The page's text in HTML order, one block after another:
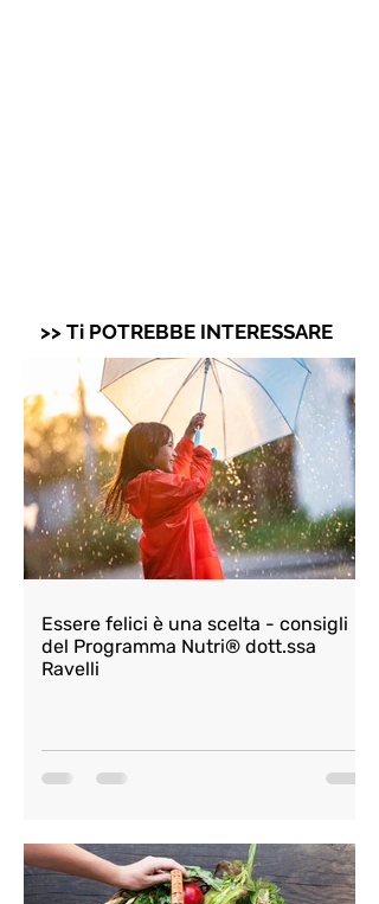
>> Ti POTREBBE INTERESSARE
Essere felici è una scelta - consigli
del Programma Nutri® dott.ssa
Ravelli